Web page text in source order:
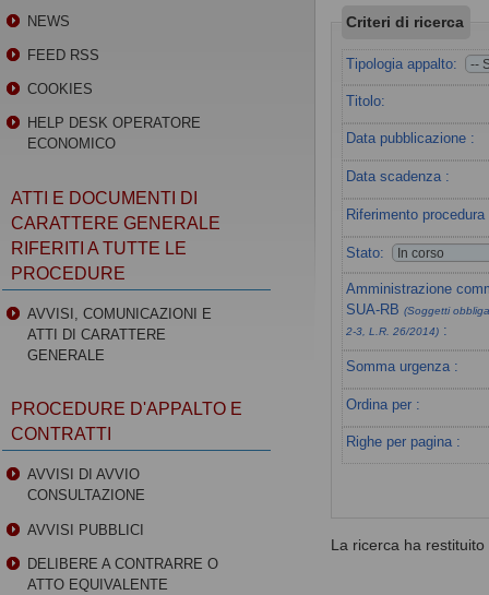
Criteri di ricerca
Tipologia appalto:
Titolo:
Data pubblicazione :
Data scadenza :
Riferimento procedura
Stato:
Amministrazione
SUA-RB(Soggetti
2-3, L.R. 26/2014) :
Somma urgenza :
Ordina per :
Righe per pagina :
La ricerca ha restituito
NEWS
FEED RSS
COOKIES
HELP DESK OPERATORE
ECONOMICO
ATTI E DOCUMENTI DI
CARATTERE GENERALE
RIFERITI A TUTTE LE
PROCEDURE
AVVISI, COMUNICAZIONI E
ATTI DI CARATTERE
GENERALE
PROCEDURE D'APPALTO E
CONTRATTI
AVVISI DI AVVIO
CONSULTAZIONE
AVVISI PUBBLICI
DELIBERE A CONTRARRE O
ATTO EQUIVALENTE